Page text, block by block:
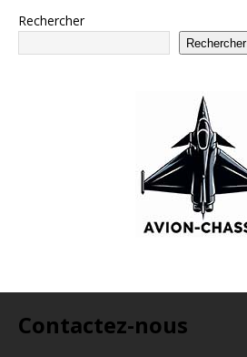
Rechercher
Rechercher
Contactez-nous